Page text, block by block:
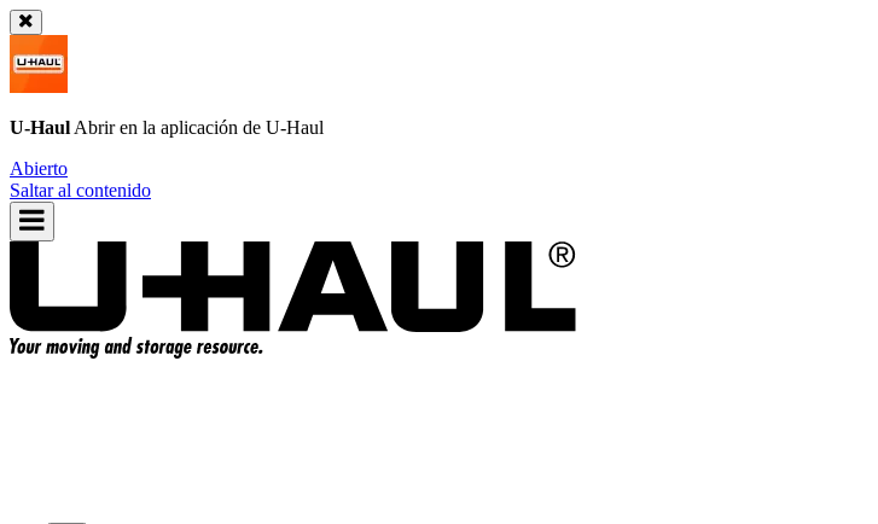
U-Haul Abrir en la aplicación de U-Haul
Abierto
Saltar al contenido